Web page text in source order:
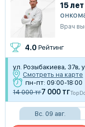
15
Врач
4.0 Рейтинг
​ул. Розыбакиева, 37в,
Смотреть на карте
пн-пт: 09:00-18:00
14 000 тг7 000 тг
Вс. 09 авг.